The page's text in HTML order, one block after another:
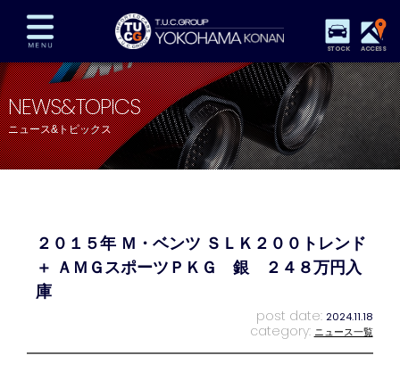
STOCK ACCESS
在庫車両情報 保証&サービス パーツリスト
TUCとは？ 店舗情報 アクセスマップ
全国納車 特別作業 注文販売
プライバシーポリシー スタッフblog 納車blog
NEWS&TOPICS
ニュース&トピックス
２０１５年 Ｍ・ベンツ ＳＬＫ２００トレンド
＋ ＡＭＧスポーツＰＫＧ 銀 ２４８万円入
庫
post date: 2024.11.18
category: ニュース一覧